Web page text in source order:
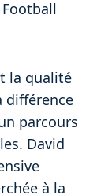
la qualité
différence
parcours
David
à la